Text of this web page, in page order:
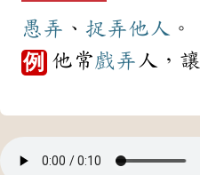
愚弄 、 捉弄他人 。
例 他常戲弄 人，讓